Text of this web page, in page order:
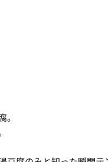
。